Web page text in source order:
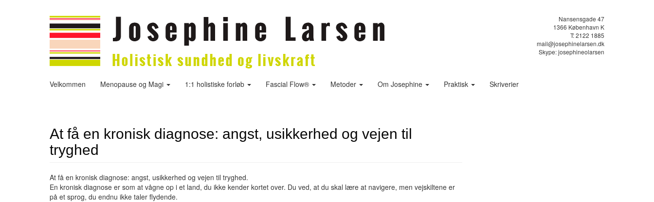
Nansensgade 47
1366 København K
T: 2122 1885
mail@josephinelarsen.dk
Skype: josephineolarsen
Velkommen Menopause og Magi 1:1 holistiske forløb Fascial Flow® Metoder Om Josephine Praktisk Skriverier
At få en kronisk diagnose: angst, usikkerhed og vejen til
tryghed
At få en kronisk diagnose: angst, usikkerhed og vejen til tryghed.
En kronisk diagnose er som at vågne op i et land, du ikke kender kortet over. Du ved, at du skal lære at navigere, men vejskiltene er
på et sprog, du endnu ikke taler flydende.